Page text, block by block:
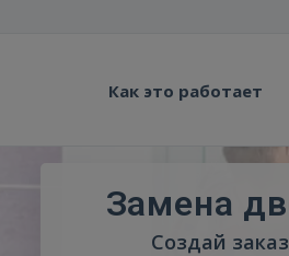
Как это работает
Замена
Создай заказ